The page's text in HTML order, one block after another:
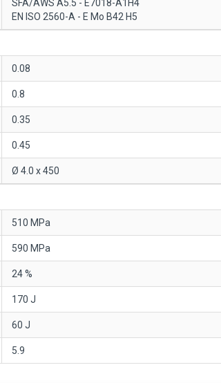
SFA/AWS A5.5 - E7018-A1H4
EN ISO 2560-A - E Mo B42 H5
0.08
0.8
0.35
0.45
Ø 4.0 x 450
510 MPa
590 MPa
24 %
170 J
60 J
5.9